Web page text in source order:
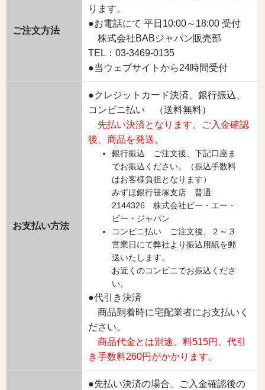
ご注文方法
ります。
●お電話にて 平日10:00～18:00 受付
株式会社BABジャパン販売部
TEL：03-3469-0135
●当ウェブサイトから24時間受付
お支払い方法
●クレジットカード決済、銀行振込、
コンビニ払い （送料無料）
先払い決済となります。ご入金確認
後、商品を発送。
銀行振込 ご注文後、下記口座ま
でお振込ください。（振込手数料
はお客様負担となります）
みずほ銀行笹塚支店 普通
2144326 株式会社ビー・エー・
ビー・ジャパン
コンビニ払い ご注文後、２～３
営業日にて弊社より振込用紙を郵
送いたします。
お近くのコンビニでお振込くださ
い。
●代引き決済
商品到着時に宅配業者にお支払いく
ださい。
商品代金とは別途、料515円、代引
き手数料260円がかかります。
●先払い決済の場合、ご入金確認後の